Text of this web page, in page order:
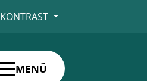
KONTRAST
MENÜ